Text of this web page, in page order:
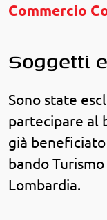
Commercio
Soggetti
Sono state
partecipare al
già
bando
Lombardia.